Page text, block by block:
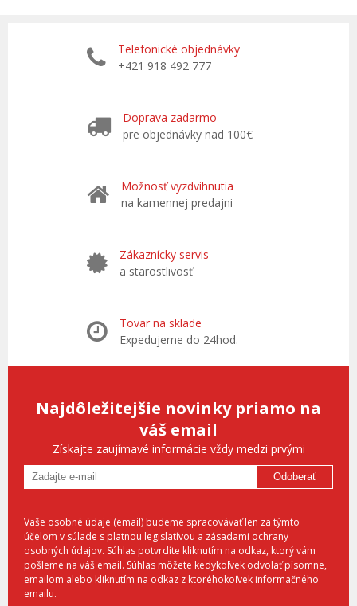
Telefonické objednávky
+421 918 492 777
Doprava zadarmo
pre objednávky nad 100€
Možnosť vyzdvihnutia
na kamennej predajni
Zákaznícky servis
a starostlivosť
Tovar na sklade
Expedujeme do 24hod.
Najdôležitejšie novinky priamo na
váš email
Získajte zaujímavé informácie vždy medzi prvými
Odoberať
Vaše osobné údaje (email) budeme spracovávať len za týmto
účelom v súlade s platnou legislatívou a zásadami ochrany
osobných údajov. Súhlas potvrdíte kliknutím na odkaz, ktorý vám
pošleme na váš email. Súhlas môžete kedykoľvek odvolať písomne,
emailom alebo kliknutím na odkaz z ktoréhokoľvek informačného
emailu.